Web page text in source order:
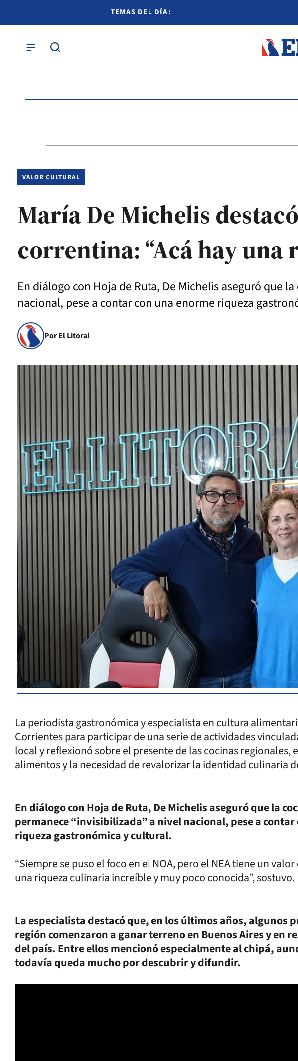
TEMAS DEL DÍA:
VALOR CULTURAL
María De Michelis
correntina: “Acá hay
En diálogo con Hoja de Ruta, De Michelis aseguró que
nacional, pese a contar con una enorme riqueza
Por El Litoral
La periodista gastronómica y especialista en cultura
Corrientes para participar de una serie de actividades
local y reflexionó sobre el presente de las cocinas regionales,
alimentos y la necesidad de revalorizar la identidad culinaria
En diálogo con Hoja de Ruta, De Michelis aseguró que la
permanece “invisibilizada” a nivel nacional, pese a contar
riqueza gastronómica y cultural.
“Siempre se puso el foco en el NOA, pero el NEA tiene un
una riqueza culinaria increíble y muy poco conocida”, sostuvo.
La especialista destacó que, en los últimos años, algunos
región comenzaron a ganar terreno en Buenos Aires y en
del país. Entre ellos mencionó especialmente al chipá,
todavía queda mucho por descubrir y difundir.